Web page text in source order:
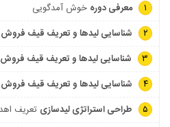
۱ معرفی دوره خوش آمدگویی
۲
شناسایی لیدها و تعریف قیف فروش
۳
شناسایی لیدها و تعریف قیف فروش
۴
شناسایی لیدها و تعریف قیف فروش
۵
طراحی استراتژی لیدسازی تعریف